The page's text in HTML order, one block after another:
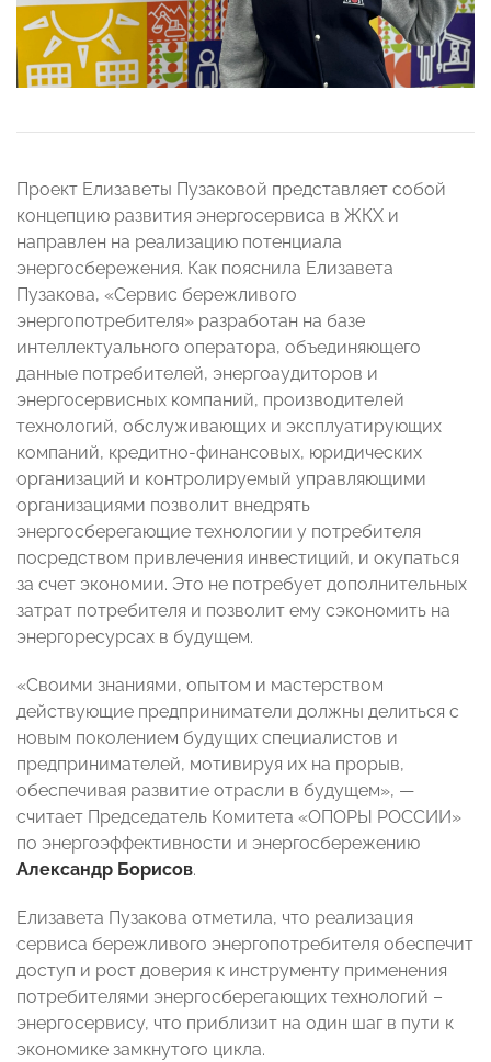
Проект Елизаветы Пузаковой представляет собой
концепцию развития энергосервиса в ЖКХ и
направлен на реализацию потенциала
энергосбережения. Как пояснила Елизавета
Пузакова, «Сервис бережливого
энергопотребителя» разработан на базе
интеллектуального оператора, объединяющего
данные потребителей, энергоаудиторов и
энергосервисных компаний, производителей
технологий, обслуживающих и эксплуатирующих
компаний, кредитно-финансовых, юридических
организаций и контролируемый управляющими
организациями позволит внедрять
энергосберегающие технологии у потребителя
посредством привлечения инвестиций, и окупаться
за счет экономии. Это не потребует дополнительных
затрат потребителя и позволит ему сэкономить на
энергоресурсах в будущем.
«Своими знаниями, опытом и мастерством
действующие предприниматели должны делиться с
новым поколением будущих специалистов и
предпринимателей, мотивируя их на прорыв,
обеспечивая развитие отрасли в будущем», —
считает Председатель Комитета «ОПОРЫ РОССИИ»
по энергоэффективности и энергосбережению
Александр Борисов.
Елизавета Пузакова отметила, что реализация
сервиса бережливого энергопотребителя обеспечит
доступ и рост доверия к инструменту применения
потребителями энергосберегающих технологий –
энергосервису, что приблизит на один шаг в пути к
экономике замкнутого цикла.